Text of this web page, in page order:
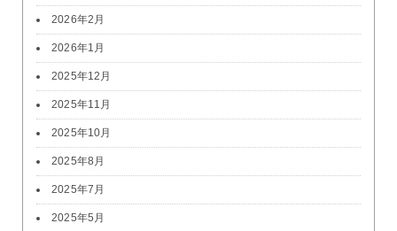
2026年2月
2026年1月
2025年12月
2025年11月
2025年10月
2025年8月
2025年7月
2025年5月